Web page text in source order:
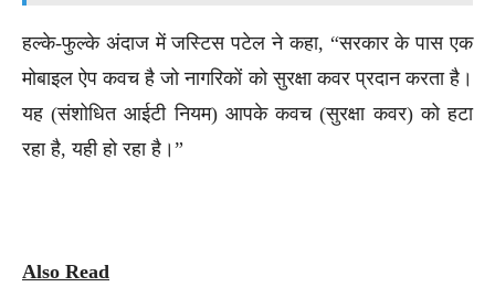
हल्के-फुल्के अंदाज में जस्टिस पटेल ने कहा, “सरकार के पास एक
मोबाइल ऐप कवच है जो नागरिकों को सुरक्षा कवर प्रदान करता है।
यह (संशोधित आईटी नियम) आपके कवच (सुरक्षा कवर) को हटा
रहा है, यही हो रहा है।”
Also Read